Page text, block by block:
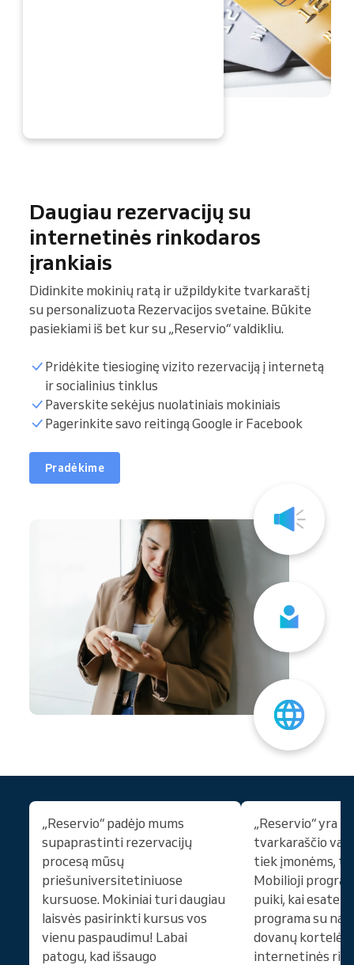
Daugiau rezervacijų su
internetinės rinkodaros
įrankiais
Didinkite mokinių ratą ir užpildykite tvarkaraštį
su personalizuota Rezervacijos svetaine. Būkite
pasiekiami iš bet kur su „Reservio“ valdikliu.
Pridėkite tiesioginę vizito rezervaciją į internetą
ir socialinius tinklus
Paverskite sekėjus nuolatiniais mokiniais
Pagerinkite savo reitingą Google ir Facebook
Pradėkime
„Reservio“ padėjo mums
supaprastinti rezervacijų
procesą mūsų
priešuniversitetiniuose
kursuose. Mokiniai turi daugiau
laisvės pasirinkti kursus vos
vienu paspaudimu! Labai
patogu, kad išsaugo
„Reservio“ yra
tvarkaraščio
tiek įmonėms,
Mobilioji
puiki, kai esate
programa su
dovanų
internetinės